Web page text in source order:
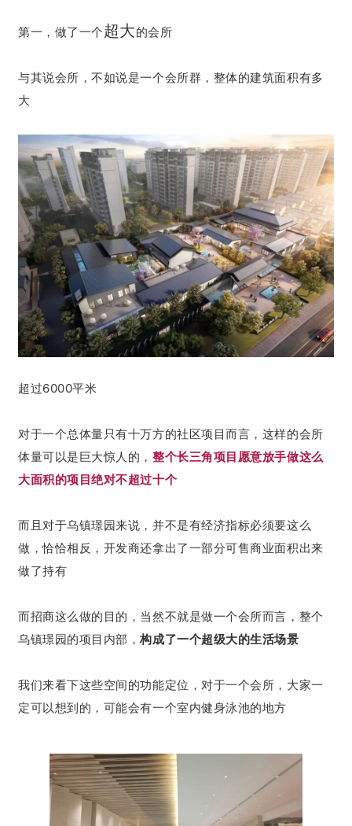
第一，做了一个超大的会所
与其说会所，不如说是一个会所群，整体的建筑面积有多
大
超过6000平米
对于一个总体量只有十万方的社区项目而言，这样的会所
体量可以是巨大惊人的， 整个长三角项目愿意放手做这么
大面积的项目绝对不超过十个
而且对于乌镇璟园来说，并不是有经济指标必须要这么
做，恰恰相反，开发商还拿出了一部分可售商业面积出来
做了持有
而招商这么做的目的，当然不就是做一个会所而言，整个
乌镇璟园的项目内部，构成了一个超级大的生活场景
我们来看下这些空间的功能定位，对于一个会所，大家一
定可以想到的，可能会有一个室内健身泳池的地方